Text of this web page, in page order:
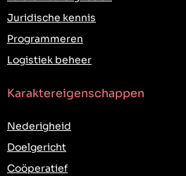
Juridische kennis
Programmeren
Logistiek beheer
Karaktereigenschappen
Nederigheid
Doelgericht
Coöperatief